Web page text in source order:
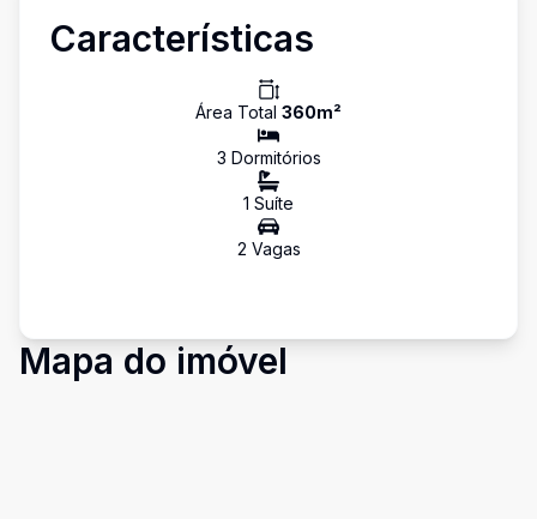
Características
Área Total 360m²
3 Dormitórios
1 Suíte
2 Vagas
Mapa do imóvel